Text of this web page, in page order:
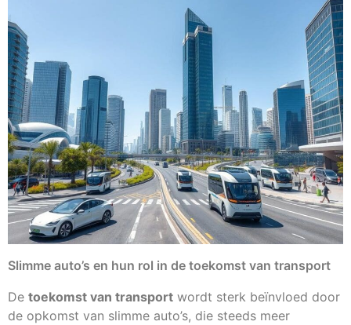
Slimme auto’s en hun rol in de toekomst van transport
De toekomst van transport wordt sterk beïnvloed door
de opkomst van slimme auto’s, die steeds meer